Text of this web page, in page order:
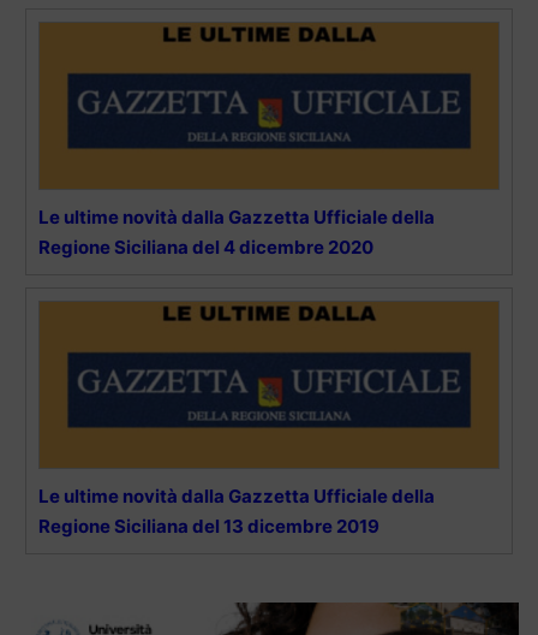
Le ultime novità dalla Gazzetta Ufficiale della
Regione Siciliana del 4 dicembre 2020
Le ultime novità dalla Gazzetta Ufficiale della
Regione Siciliana del 13 dicembre 2019